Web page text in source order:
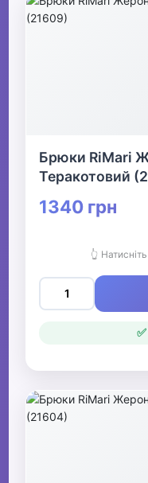
Брюки RiMari
Теракотовий
1340 грн
👆